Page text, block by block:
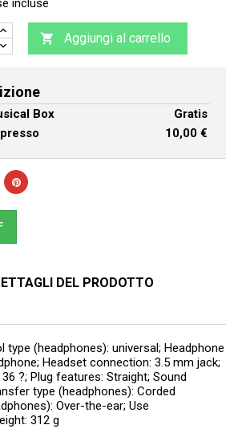
incluse
 Aggiungi al carrello
Box
Gratis
10,00 €
DEL PRODOTTO
type (headphones): universal; Headphone
Headset connection: 3.5 mm jack;
?; Plug features: Straight; Sound
type (headphones): Corded
Over-the-ear; Use
312 g